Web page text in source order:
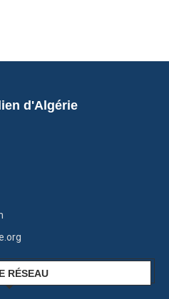
d'Algérie
RÉSEAU